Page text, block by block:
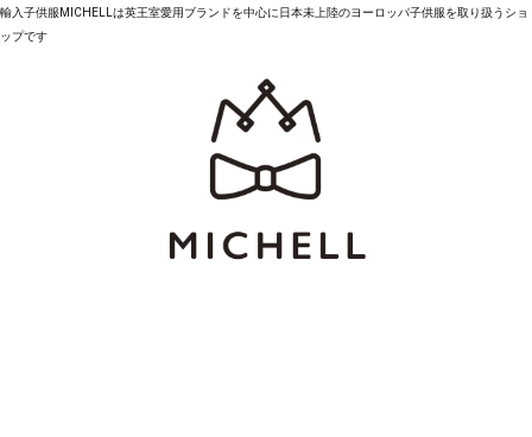
輸入子供服MICHELLは英王室愛用ブランドを中心に日本未上陸のヨーロッパ子供服を取り扱うショ
ップです